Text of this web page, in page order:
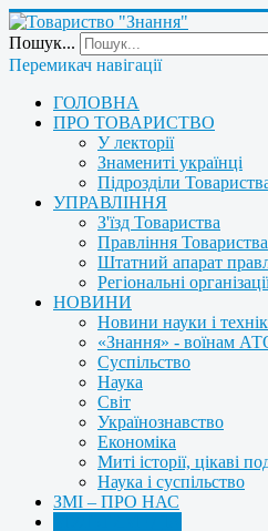
Пошук...
Перемикач навігації
ГОЛОВНА
ПРО ТОВАРИСТВО
У лекторії
Знамениті українці
Підрозділи
УПРАВЛІННЯ
З'їзд Товариства
Правління Товариства
Штатний апарат
Регіональні
НОВИНИ
Новини науки і
«Знання» - воїнам
Суспільство
Наука
Світ
Українознавство
Економіка
Миті історії, цікаві
Наука і суспільство
ЗМІ – ПРО НАС